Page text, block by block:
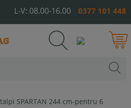
L-V: 08.00-16.00 0377 101 448
SPARTAN 244 cm-pentru 6